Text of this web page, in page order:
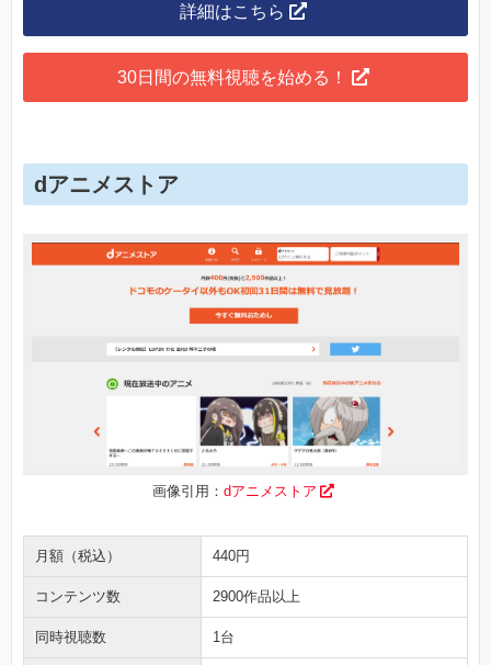
詳細はこちら
30日間の無料視聴を始める！
dアニメストア
画像引用： dアニメストア
月額（税込） 440円
コンテンツ数 2900作品以上
同時視聴数 1台